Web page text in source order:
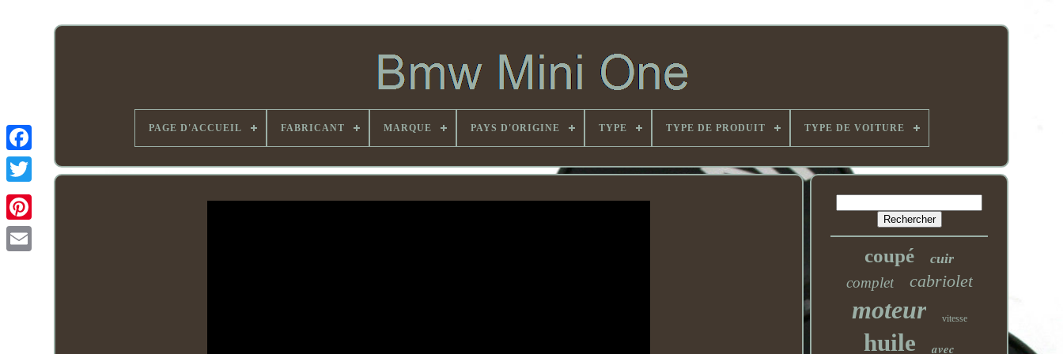
PAGE D'ACCUEIL FABRICANT MARQUE PAYS D'ORIGINE TYPE TYPE DE PRODUIT TYPE DE VOITURE
coupé cuir
complet cabriolet
moteur vitesse
huile avec